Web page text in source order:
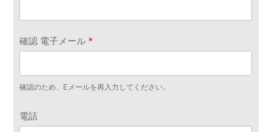
確認 電子メール *
確認のため、Eメールを再入力してください。
電話